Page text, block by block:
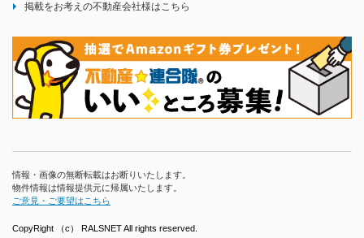
掲載をお考えの不動産会社様はこちら
情報・画像の無断転載はお断りいたします。
物件情報は情報提供元に帰属いたします。
ご意見・ご要望はこちら
CopyRight （c） RALSNET All rights reserved.